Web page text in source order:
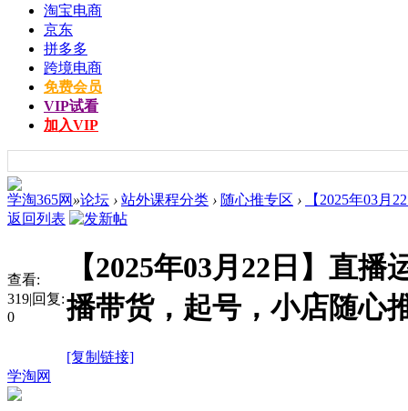
淘宝电商
京东
拼多多
跨境电商
免费会员
VIP试看
加入VIP
学淘365网 »论坛 › 站外课程分类 › 随心推专区 ›
【2025年03月
返回列表
查看:
319|回复:
0
【2025年03月22日】直
播带货，起号，小店随心
[复制链接]
学淘网